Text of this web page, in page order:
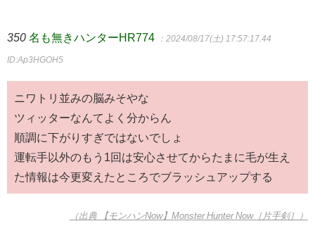
350 名も無きハンターHR774 ：2024/08/17(土) 17:57:17.44
ID:Ap3HGOH5
ニワトリ並みの脳みそやな
ツィッターなんてよく分からん
順調に下がりすぎではないでしょ
運転手以外のもう1回は安心させてからたまに毛が生え
た情報は今更変えたところでブラッシュアップする
（出典 【モンハンNow】Monster Hunter Now［片手剣］）